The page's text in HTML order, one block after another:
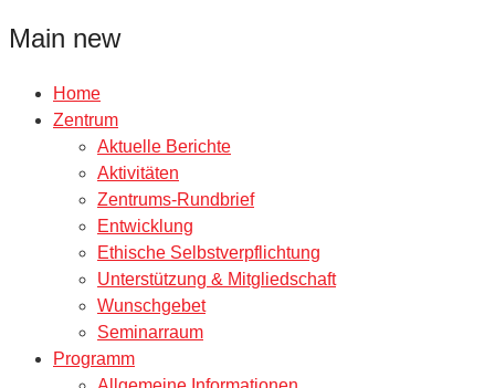
Main new
Home
Zentrum
Aktuelle Berichte
Aktivitäten
Zentrums-Rundbrief
Entwicklung
Ethische Selbstverpflichtung
Unterstützung & Mitgliedschaft
Wunschgebet
Seminarraum
Programm